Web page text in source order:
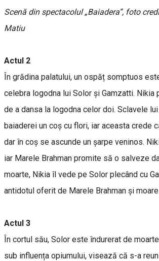
Scenă din spectacolul „Baiadera”, foto
Matiu
Actul 2
În grădina palatului, un ospăț somptuos
celebra logodna lui Solor și Gamzatti. Nikia
de a dansa la logodna celor doi. Sclavele
baiaderei un coș cu flori, iar aceasta crede
dar în coș se ascunde un șarpe veninos.
iar Marele Brahman promite să o salveze
moarte, Nikia îl vede pe Solor plecând cu
antidotul oferit de Marele Brahman și moare.
Actul 3
În cortul său, Solor este îndurerat de
sub influența opiumului, visează că s-a